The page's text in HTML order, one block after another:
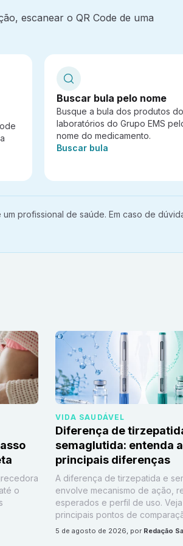
escanear o QR Code de uma
Buscar bula pelo nome
Busque a bula dos produtos
laboratórios do Grupo EMS
nome do medicamento.
Ação:
Buscar bula
profissional de saúde. Em caso de
o
VIDA SAUDÁVEL
Diferença de
semaglutida: entenda
principais diferenças
A diferença de tirzepatida e
envolve mecanismo de ação,
esperados e perfil de uso.
principais pontos de
5 de agosto de 2026, por Redação